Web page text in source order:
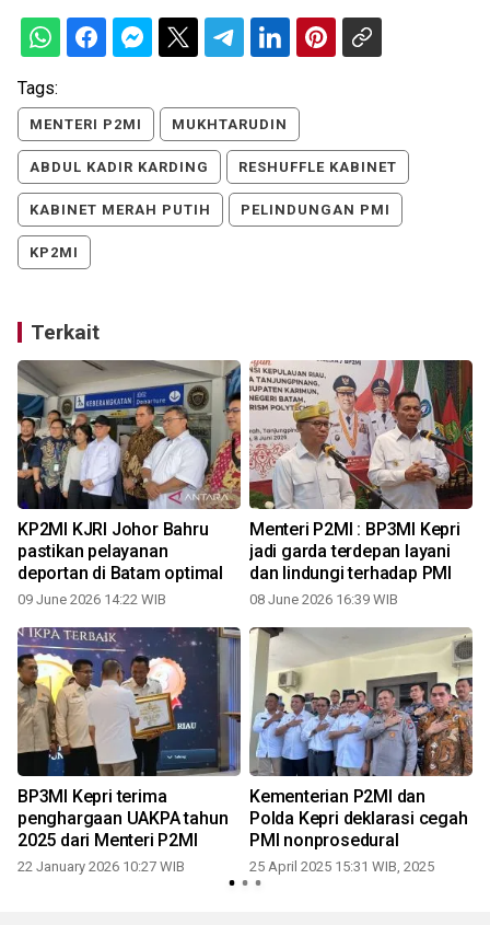
Tags:
MENTERI P2MI MUKHTARUDIN
ABDUL KADIR KARDING RESHUFFLE KABINET
KABINET MERAH PUTIH PELINDUNGAN PMI
KP2MI
Terkait
KP2MI KJRI Johor Bahru
pastikan pelayanan
deportan di Batam optimal
09 June 2026 14:22 WIB
Menteri P2MI : BP3MI Kepri
jadi garda terdepan layani
dan lindungi terhadap PMI
08 June 2026 16:39 WIB
BP3MI Kepri terima
penghargaan UAKPA tahun
2025 dari Menteri P2MI
22 January 2026 10:27 WIB
Kementerian P2MI dan
Polda Kepri deklarasi cegah
PMI nonprosedural
25 April 2025 15:31 WIB, 2025